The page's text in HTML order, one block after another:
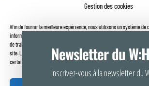
Gestion des cookies
Afin de fournir la meilleure expérience, nous utilisons un système de
informations sur votre navigateur internet. Le fait de consentir à ces
de traiter des données telles que le comportement de navigation ou
site. Le fait de ne pas consentir ou de retirer son consentement peut
certaines caractéristiques et fonctions.Newsletter du
Inscrivez-vous à la newsletter du